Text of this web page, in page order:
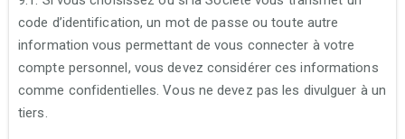
code d’identification, un mot de passe ou toute autre
information vous permettant de vous connecter à votre
compte personnel, vous devez considérer ces informations
comme confidentielles. Vous ne devez pas les divulguer à un
tiers.